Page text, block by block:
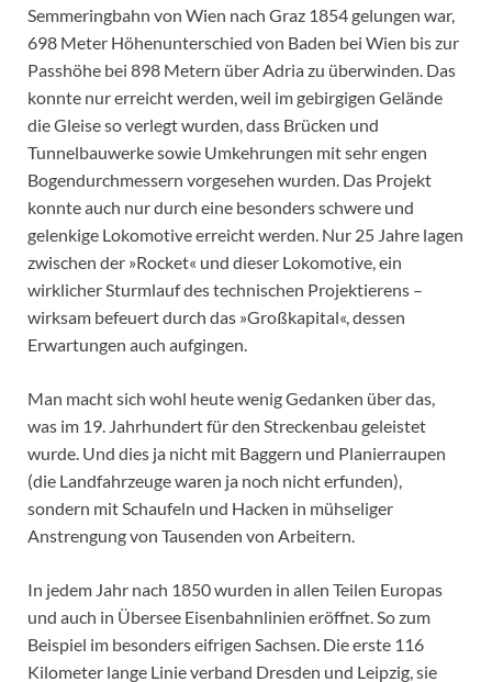
Semmeringbahn von Wien nach Graz 1854 gelungen war,
698 Meter Höhenunterschied von Baden bei Wien bis zur
Passhöhe bei 898 Metern über Adria zu überwinden. Das
konnte nur erreicht werden, weil im gebirgigen Gelände
die Gleise so verlegt wurden, dass Brücken und
Tunnelbauwerke sowie Umkehrungen mit sehr engen
Bogendurchmessern vorgesehen wurden. Das Projekt
konnte auch nur durch eine besonders schwere und
gelenkige Lokomotive erreicht werden. Nur 25 Jahre lagen
zwischen der »Rocket« und dieser Lokomotive, ein
wirklicher Sturmlauf des technischen Projektierens –
wirksam befeuert durch das »Großkapital«, dessen
Erwartungen auch aufgingen.
Man macht sich wohl heute wenig Gedanken über das,
was im 19. Jahrhundert für den Streckenbau geleistet
wurde. Und dies ja nicht mit Baggern und Planierraupen
(die Landfahrzeuge waren ja noch nicht erfunden),
sondern mit Schaufeln und Hacken in mühseliger
Anstrengung von Tausenden von Arbeitern.
In jedem Jahr nach 1850 wurden in allen Teilen Europas
und auch in Übersee Eisenbahnlinien eröffnet. So zum
Beispiel im besonders eifrigen Sachsen. Die erste 116
Kilometer lange Linie verband Dresden und Leipzig, sie